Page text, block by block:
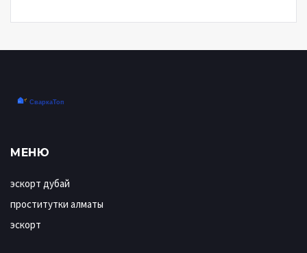
МЕНЮ
эскорт дубай
проститутки алматы
эскорт